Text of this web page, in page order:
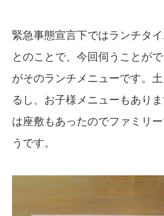
緊急事態宣言下ではランチタ
とのことで、今回伺うことが
がそのランチメニューです。
るし、お子様メニューもあり
は座敷もあったのでファミリ
うです。